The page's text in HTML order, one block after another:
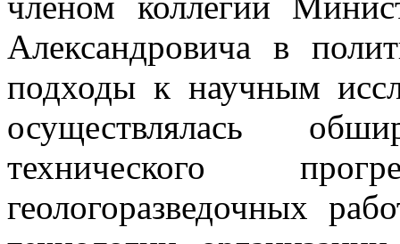
Александровича в
подходы к научным
осуществлялась
технического
геологоразведочных